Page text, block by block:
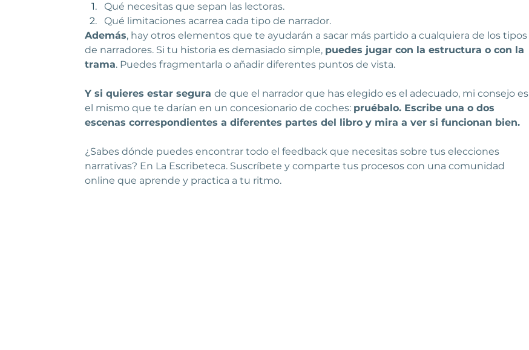
Qué necesitas que sepan las lectoras.
Qué limitaciones acarrea cada tipo de narrador.
Además, hay otros elementos que te ayudarán a sacar más partido a cualquiera de los tipos
de narradores. Si tu historia es demasiado simple, puedes jugar con la estructura o con la
trama. Puedes fragmentarla o añadir diferentes puntos de vista.
Y si quieres estar segura de que el narrador que has elegido es el adecuado, mi consejo es
el mismo que te darían en un concesionario de coches: pruébalo. Escribe una o dos
escenas correspondientes a diferentes partes del libro y mira a ver si funcionan bien.
¿Sabes dónde puedes encontrar todo el feedback que necesitas sobre tus elecciones
narrativas? En La Escribeteca. Suscríbete y comparte tus procesos con una comunidad
online que aprende y practica a tu ritmo.